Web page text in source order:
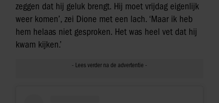
zeggen dat hij geluk brengt. Hij moet vrijdag eigenlijk
weer komen’, zei Dione met een lach. ‘Maar ik heb
hem helaas niet gesproken. Het was heel vet dat hij
kwam kijken.’